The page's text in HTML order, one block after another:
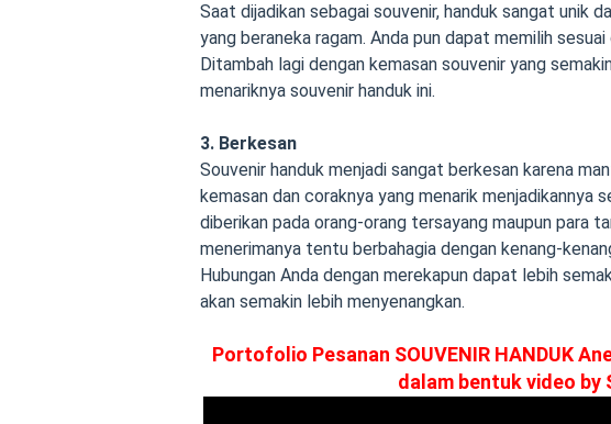
Saat dijadikan sebagai souvenir, handuk sangat unik
yang beraneka ragam. Anda pun dapat memilih
Ditambah lagi dengan kemasan souvenir yang
menariknya souvenir handuk ini.
3. Berkesan
Souvenir handuk menjadi sangat berkesan karena
kemasan dan coraknya yang menarik menjadikannya
diberikan pada orang-orang tersayang maupun para
menerimanya tentu berbahagia dengan kenang-
Hubungan Anda dengan merekapun dapat lebih
akan semakin lebih menyenangkan.
Portofolio Pesanan SOUVENIR HANDUK
dalam bentuk video by